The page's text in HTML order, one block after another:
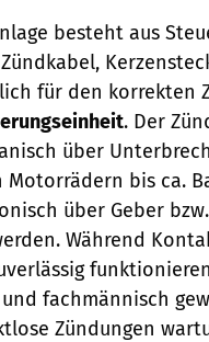
besteht aus
für den korrekten
. Der
über
bis ca.
über Geber
Während
fachmännisch
Zündungen